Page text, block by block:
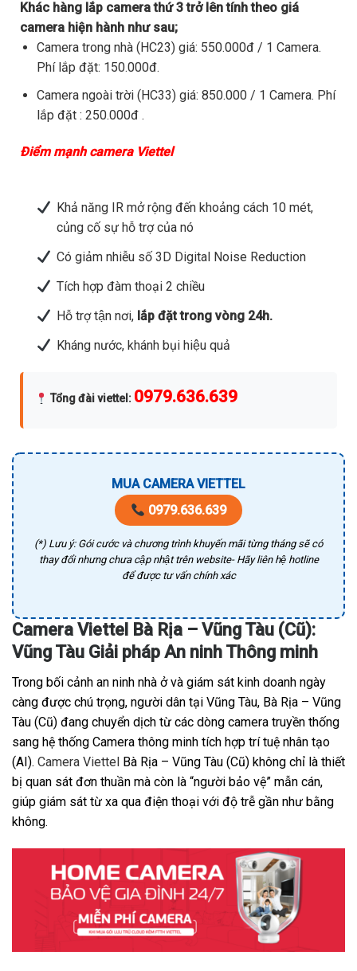
Khác hàng lắp camera thứ 3 trở lên tính theo giá
camera hiện hành như sau;
Camera trong nhà (HC23) giá: 550.000đ / 1 Camera.
Phí lắp đặt: 150.000đ.
Camera ngoài trời (HC33) giá: 850.000 / 1 Camera. Phí
lắp đặt : 250.000đ .
Điểm mạnh camera Viettel
Khả năng IR mở rộng đến khoảng cách 10 mét,
củng cố sự hỗ trợ của nó
Có giảm nhiễu số 3D Digital Noise Reduction
Tích hợp đàm thoại 2 chiều
Hỗ trợ tận nơi,lắp đặt trong vòng 24h.
Kháng nước, khánh bụi hiệu quả
Tổng đài viettel : 0979.636.639
MUA CAMERA VIETTEL
0979.636.639
(*) Lưu ý: Gói cước và chương trình khuyến mãi từng tháng sẽ có
thay đổi nhưng chưa cập nhật trên website- Hãy liên hệ hotline
để được tư vấn chính xác
Camera Viettel Bà Rịa – Vũng Tàu (Cũ):
Vũng Tàu Giải pháp An ninh Thông minh
Trong bối cảnh an ninh nhà ở và giám sát kinh doanh ngày
càng được chú trọng, người dân tại Vũng Tàu, Bà Rịa – Vũng
Tàu (Cũ) đang chuyển dịch từ các dòng camera truyền thống
sang hệ thống Camera thông minh tích hợp trí tuệ nhân tạo
(AI). Camera Viettel Bà Rịa – Vũng Tàu (Cũ) không chỉ là thiết
bị quan sát đơn thuần mà còn là “người bảo vệ” mẫn cán,
giúp giám sát từ xa qua điện thoại với độ trễ gần như bằng
không.